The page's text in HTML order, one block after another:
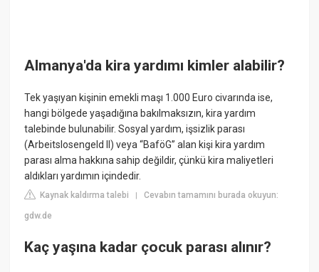
Almanya'da kira yardımı kimler alabilir?
Tek yaşıyan kişinin emekli maşı 1.000 Euro civarında ise,
hangi bölgede yaşadığına bakılmaksızın, kira yardım
talebinde bulunabilir. Sosyal yardım, işsizlik parası
(Arbeitslosengeld II) veya “BaföG” alan kişi kira yardım
parası alma hakkına sahip değildir, çünkü kira maliyetleri
aldıkları yardımın içindedir.
Kaynak kaldırma talebi |Cevabın tamamını burada okuyun:
gdw.de
Kaç yaşına kadar çocuk parası alınır?